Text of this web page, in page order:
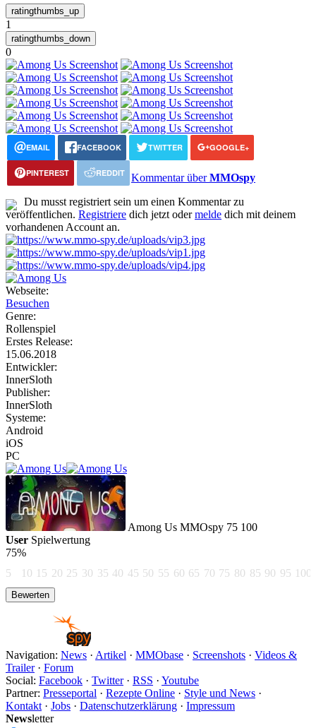
1
0
EMAIL FACEBOOK TWITTER GOOGLE+
PINTEREST REDDIT Kommentar überMMOspy
Du musst registriert sein um einen Kommentar zu
veröffentlichen. Registriere dich jetzt odermelde dich mit deinem
vorhandenen Account an.
Webseite:
Besuchen
Genre:
Rollenspiel
Erstes Release:
15.06.2018
Entwickler:
InnerSloth
Publisher:
InnerSloth
Systeme:
Android
iOS
PC
Among Us MMOspy 75 100
User Spielwertung
75%
5
10 15 20 25 30 35 40 45 50 55 60 65 70 75 80 85 90 95 100
Navigation: News · Artikel · MMObase · Screenshots · Videos &
Trailer· Forum
Social: Facebook · Twitter· RSS · Youtube
Partner: Presseportal · Rezepte Online · Style und News ·
Kontakt · Jobs · Datenschutzerklärung · Impressum
Newsletter